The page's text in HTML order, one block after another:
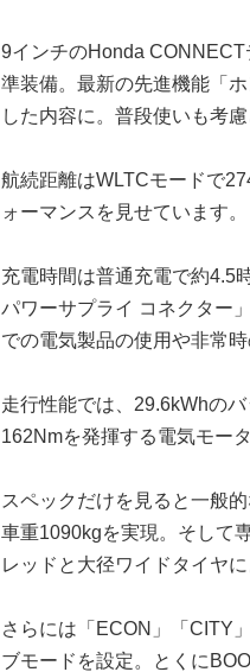
9インチのHonda
準装備。最新の先進機能「
した内容に。普段使いも考慮
航続距離はWLTCモードで
ォーマンスを見せています。
充電時間は普通充電で約4.5
パワーサプライ コネクター
での電気製品の使用や非常
走行性能では、29.6kWhの
162Nmを発揮する電気モー
スペックだけを見ると一般
車重1090kgを実現。そして
レッドと大径ワイドタイヤ
さらには「ECON」「CITY
ブモードを設定。とくに